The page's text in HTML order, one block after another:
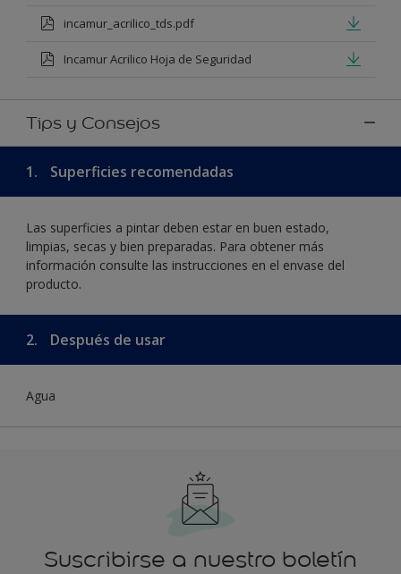
incamur_acrilico_tds.pdf
Incamur Acrilico Hoja de Seguridad
Tips y Consejos
1. Superficies recomendadas
Las superficies a pintar deben estar en buen estado,
limpias, secas y bien preparadas. Para obtener más
información consulte las instrucciones en el envase del
producto.
2. Después de usar
Agua
Suscribirse a nuestro boletín